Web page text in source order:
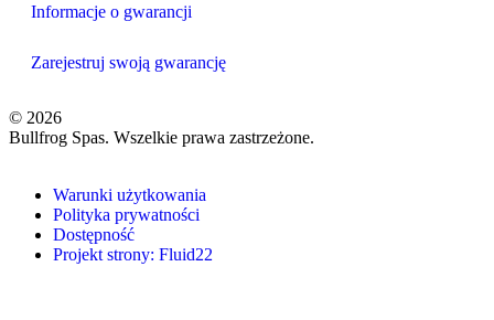
Informacje o gwarancji
Zarejestruj swoją gwarancję
© 2026
Bullfrog Spas. Wszelkie prawa zastrzeżone.
Warunki użytkowania
Polityka prywatności
Dostępność
Projekt strony: Fluid22